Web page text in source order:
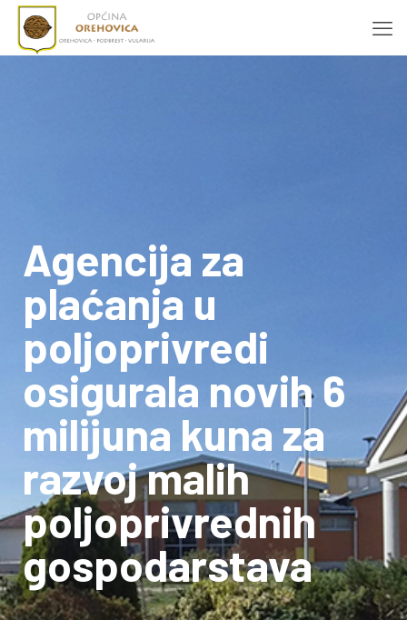
Agencija za
plaćanja u
poljoprivredi
osigurala novih 6
milijuna kuna za
razvoj malih
poljoprivrednih
gospodarstava